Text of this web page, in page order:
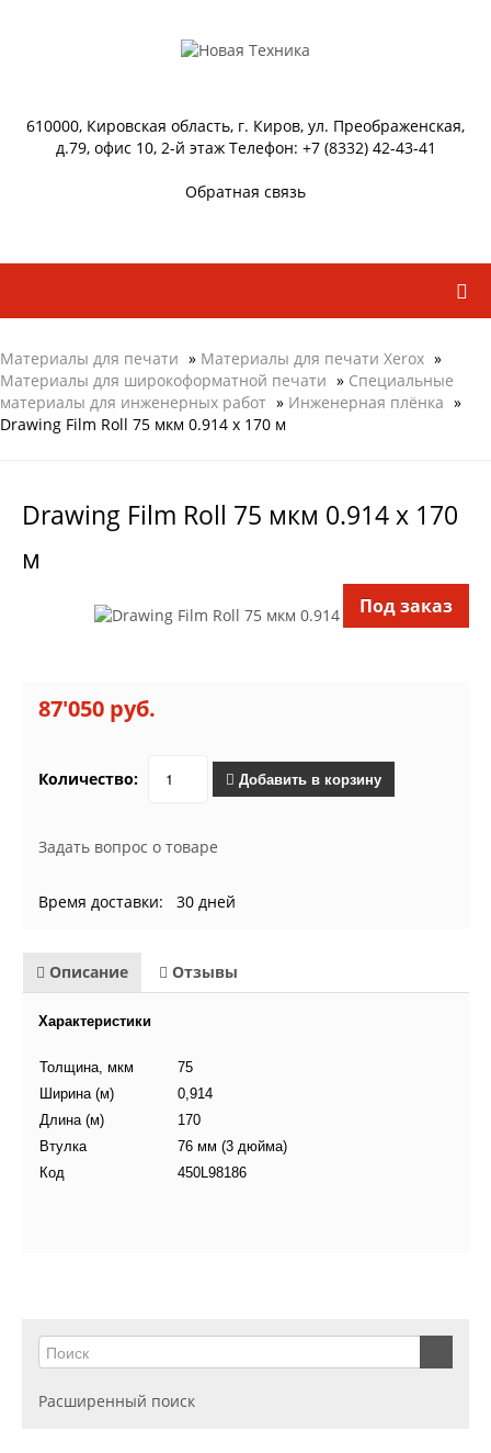
610000, Кировская область, г. Киров, ул. Преображенская,
д.79, офис 10, 2-й этаж Телефон: +7 (8332) 42-43-41
Обратная связь
Материалы для печати » Материалы для печати Xerox »
Материалы для широкоформатной печати » Специальные
материалы для инженерных работ » Инженерная плёнка »
Drawing Film Roll 75 мкм 0.914 х 170 м
Drawing Film Roll 75 мкм 0.914 х 170
м
Под заказ
87'050 руб.
Количество: Добавить в корзину
Задать вопрос о товаре
Время доставки: 30 дней
Описание Отзывы
Характеристики
Толщина, мкм
75
Ширина (м)
0,914
Длина (м)
170
Втулка
76 мм (3 дюйма)
Код
450L98186
Расширенный поиск